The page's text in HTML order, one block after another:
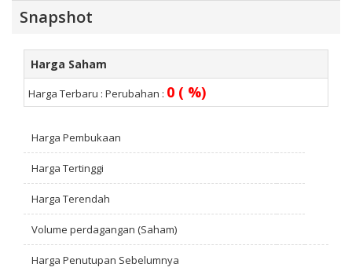
Snapshot
Harga Saham
Harga Terbaru : Perubahan : 0 ( %)
Harga Pembukaan
Harga Tertinggi
Harga Terendah
Volume perdagangan (Saham)
Harga Penutupan Sebelumnya